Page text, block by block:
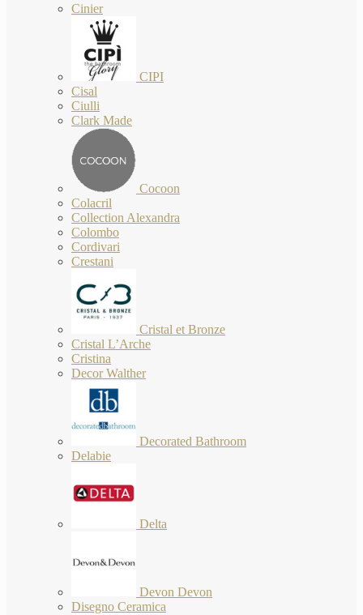
Cinier
CIPI
Cisal
Ciulli
Clark Made
Cocoon
Colacril
Collection Alexandra
Colombo
Cordivari
Crestani
Cristal et Bronze
Cristal L’Arche
Cristina
Decor Walther
Decorated Bathroom
Delabie
Delta
Devon Devon
Disegno Ceramica